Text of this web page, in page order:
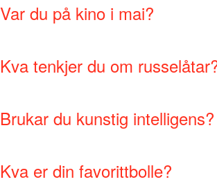
Var du på kino i mai?
Kva tenkjer du om
Brukar du kunstig intelligens?
Kva er din favorittbolle?